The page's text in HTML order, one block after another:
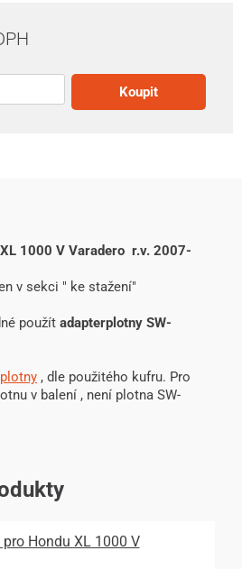
Koupit
1000 V Varadero r.v. 2007-
v sekci " ke stažení"
použít adapterplotny SW-
, dle použitého kufru. Pro
v balení , není plotna SW-
Hondu XL 1000 V